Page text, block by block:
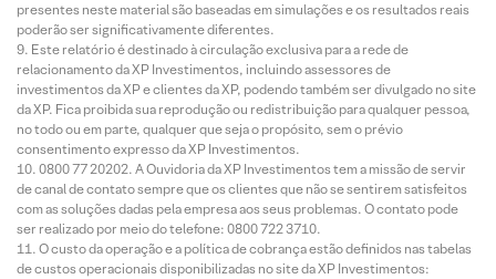
presentes neste material são baseadas em simulações e os resultados reais
poderão ser significativamente diferentes.
Este relatório é destinado à circulação exclusiva para a rede de
relacionamento da XP Investimentos, incluindo assessores de
investimentos da XP e clientes da XP, podendo também ser divulgado no site
da XP. Fica proibida sua reprodução ou redistribuição para qualquer pessoa,
no todo ou em parte, qualquer que seja o propósito, sem o prévio
consentimento expresso da XP Investimentos.
0800 77 20202. A Ouvidoria da XP Investimentos tem a missão de servir
de canal de contato sempre que os clientes que não se sentirem satisfeitos
com as soluções dadas pela empresa aos seus problemas. O contato pode
ser realizado por meio do telefone: 0800 722 3710.
O custo da operação e a política de cobrança estão definidos nas tabelas
de custos operacionais disponibilizadas no site da XP Investimentos: